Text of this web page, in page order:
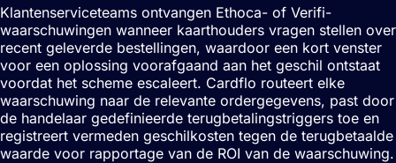
Klantenserviceteams ontvangen Ethoca- of Verifi-
waarschuwingen wanneer kaarthouders vragen stellen over
recent geleverde bestellingen, waardoor een kort venster
voor een oplossing voorafgaand aan het geschil ontstaat
voordat het scheme escaleert. Cardflo routeert elke
waarschuwing naar de relevante ordergegevens, past door
de handelaar gedefinieerde terugbetalingstriggers toe en
registreert vermeden geschilkosten tegen de terugbetaalde
waarde voor rapportage van de ROI van de waarschuwing.